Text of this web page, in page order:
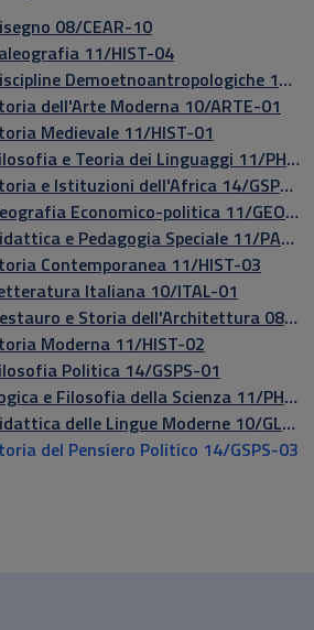
08/CEAR-10
11/HIST-04
Discipline Demoetnoantropologiche 11/SDEA-01
dell'Arte Moderna 10/ARTE-01
Medievale 11/HIST-01
Filosofia e Teoria dei Linguaggi 11/PHIL-04
Storia e Istituzioni dell'Africa 14/GSPS-04
Geografia Economico-politica 11/GEOG-01
Didattica e Pedagogia Speciale 11/PAED-02
Contemporanea 11/HIST-03
Italiana 10/ITAL-01
Restauro e Storia dell'Architettura 08/CEAR-11
Moderna 11/HIST-02
Politica 14/GSPS-01
Logica e Filosofia della Scienza 11/PHIL-02
Didattica delle Lingue Moderne 10/GLOT-01
del Pensiero Politico 14/GSPS-03